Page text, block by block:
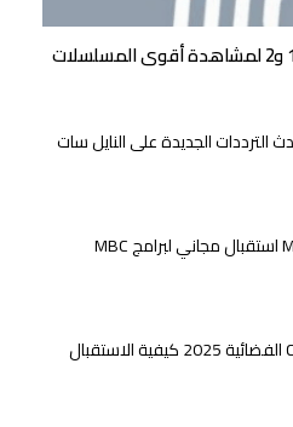
استقبل تردد قناة MBC مصر 1 و2 لمشاهدة أقوى المسلسلات
الترددات الجديدة على النايل سات
تردد قناة CBC الفضائية 2025 كيفية الاستقبال